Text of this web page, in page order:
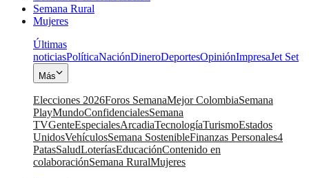
Semana Rural
Mujeres
Últimas
noticiasPolíticaNaciónDineroDeportesOpiniónImpresaJet Set
Más
Elecciones 2026Foros SemanaMejor ColombiaSemana
PlayMundoConfidencialesSemana
TVGenteEspecialesArcadiaTecnologíaTurismoEstados
UnidosVehículosSemana SostenibleFinanzas Personales4
PatasSaludLoteríasEducaciónContenido en
colaboraciónSemana RuralMujeres